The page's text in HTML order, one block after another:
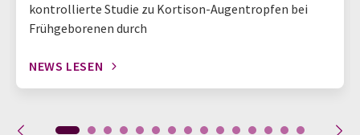
kontrollierte Studie zu Kortison-Augentropfen bei
Frühgeborenen durch
NEWS LESEN